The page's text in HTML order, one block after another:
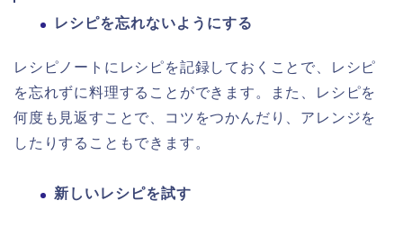
レシピを忘れないようにする
レシピノートにレシピを記録しておくことで、レシピ
を忘れずに料理することができます。また、レシピを
何度も見返すことで、コツをつかんだり、アレンジを
したりすることもできます。
新しいレシピを試す